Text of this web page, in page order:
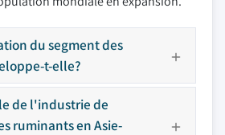
du segment des
t-elle?
de l'industrie de
ruminants en Asie-